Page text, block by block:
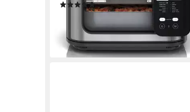
(117)
ab 232,99 €
-22%
leider ausverkauft